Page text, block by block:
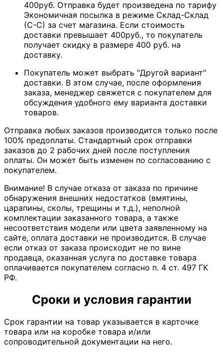
400руб. Отправка будет произведена по тарифу
Экономичная посылка в режиме Склад-Склад
(С-С) за счет магазина. Если стоимость
доставки превышает 400руб., то покупатель
получает скидку в размере 400 руб. на
доставку.
Покупатель может выбрать "Другой вариант"
доставки. В этом случае, после оформления
заказа, менеджер свяжется с покупателем для
обсуждения удобного ему варианта доставки
товаров.
Отправка любых заказов производится только после
100% предоплаты. Стандартный срок отправки
заказов до 2 рабочих дней после поступления
оплаты. Он может быть изменен по согласованию с
покупателем.
Внимание! В случае отказа от заказа по причине
обнаружения внешних недостатков (вмятины,
царапины, сколы, трещины и т.д.), неполной
комплектации заказанного товара, а также
несоответствия модели или цвета заявленному на
сайте, оплата доставки не производится. В случае
если отказ от заказа происходит не по вине
продавца, оказанная услуга по доставке товара
оплачивается покупателем согласно п. 4 ст. 497 ГК
РФ.
Сроки и условия гарантии
Срок гарантии на товар указывается в карточке
товара или на коробке товара и/или
сопроводительной документации на него.